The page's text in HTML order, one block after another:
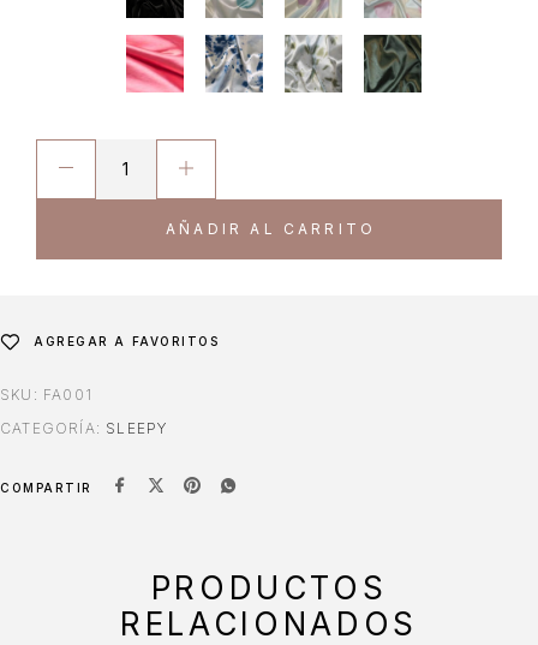
AÑADIR AL CARRITO
AGREGAR A FAVORITOS
SKU: FA001
CATEGORÍA: SLEEPY
COMPARTIR
PRODUCTOS
RELACIONADOS